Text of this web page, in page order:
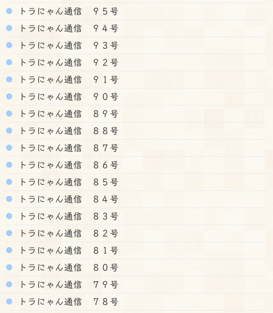
トラにゃん通信 ９５号
トラにゃん通信 ９４号
トラにゃん通信 ９３号
トラにゃん通信 ９２号
トラにゃん通信 ９１号
トラにゃん通信 ９０号
トラにゃん通信 ８９号
トラにゃん通信 ８８号
トラにゃん通信 ８７号
トラにゃん通信 ８６号
トラにゃん通信 ８５号
トラにゃん通信 ８４号
トラにゃん通信 ８３号
トラにゃん通信 ８２号
トラにゃん通信 ８１号
トラにゃん通信 ８０号
トラにゃん通信 ７９号
トラにゃん通信 ７８号